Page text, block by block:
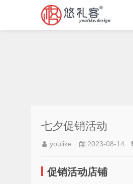
七夕促销活动
youlike 2023-08-14
促销活动店铺